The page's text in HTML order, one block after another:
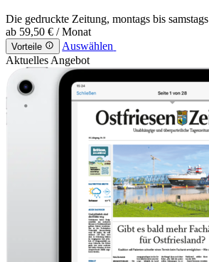
Die gedruckte Zeitung, montags bis samstags
ab 59,50 € / Monat
Vorteile
Auswählen
Aktuelles Angebot